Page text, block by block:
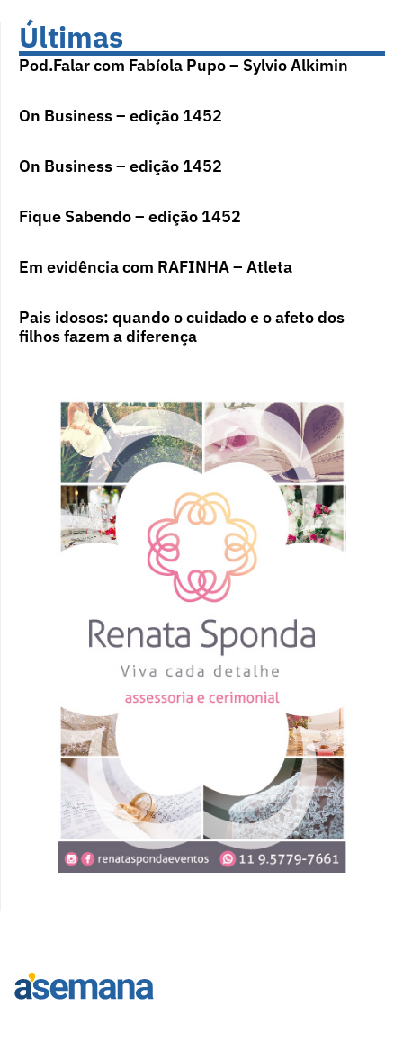
Últimas
Pod.Falar com Fabíola Pupo – Sylvio Alkimin
On Business – edição 1452
On Business – edição 1452
Fique Sabendo – edição 1452
Em evidência com RAFINHA – Atleta
Pais idosos: quando o cuidado e o afeto dos
filhos fazem a diferença